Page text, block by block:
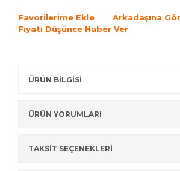
Favorilerime Ekle
Arkadaşına
Fiyatı Düşünce Haber Ver
ÜRÜN BİLGİSİ
ÜRÜN YORUMLARI
TAKSİT SEÇENEKLERİ